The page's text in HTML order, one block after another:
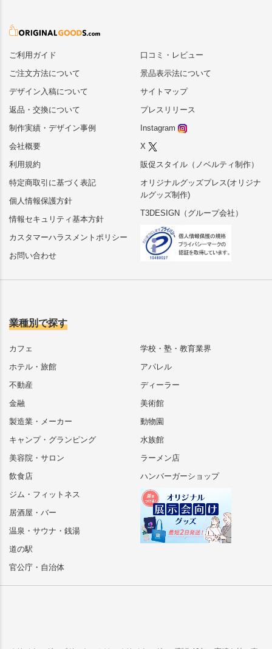
ご利用ガイド
ご注文方法について
デザイン入稿について
返品・交換について
制作実績・デザイン事例
会社概要
利用規約
特定商取引に基づく表記
個人情報保護方針
情報セキュリティ基本方針
カスタマーハラスメントポリシー
お問い合わせ
口コミ・レビュー
景品表示法について
サイトマップ
プレスリリース
Instagram
X
販促スタイル（ノベルティ制作）
オリジナルグッズプレス(オリジナ
ルグッズ制作)
T3DESIGN（グループ会社）
業種別で探す
カフェ
ホテル・旅館
不動産
金融
製造業・メーカー
キャンプ・グランピング
美容院・サロン
飲食店
ジム・フィットネス
居酒屋・バー
温泉・サウナ・銭湯
道の駅
官公庁・自治体
学校・塾・教育業界
アパレル
ディーラー
美術館
動物園
水族館
ラーメン店
ハンバーガーショップ